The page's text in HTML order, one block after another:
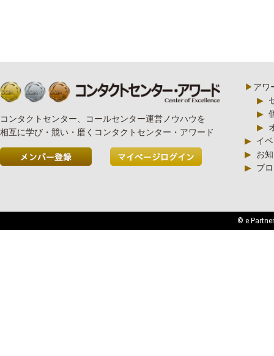
コンタクトセンター、コールセンター運営ノウハウを
相互に学び・競い・磨くコンタクトセンター・アワード
▶ アワ
▶
▶
▶
▶ イ
▶ お
▶ ブ
©